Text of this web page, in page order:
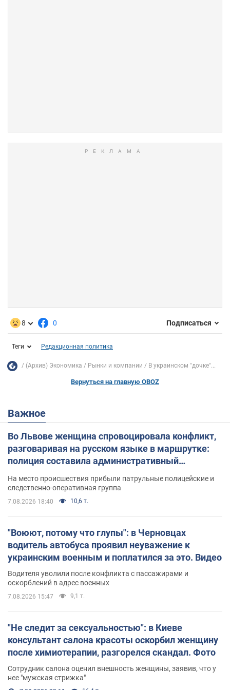
8 0 Подписаться
Теги Редакционная политика
(Архив) Экономика Рынки и компании В украинском "дочке"...
Вернуться на главную OBOZ
Важное
Во Львове женщина спровоцировала конфликт,
разговаривая на русском языке в маршрутке:
полиция составила административный
На место происшествия прибыли патрульные полицейские и
следственно-оперативная группа
7.08.2026 18:40 10,6 т.
"Воюют, потому что глупы": в Черновцах
водитель автобуса проявил неуважение к
украинским военным и поплатился за это. Видео
Водителя уволили после конфликта с пассажирами и
оскорблений в адрес военных
7.08.2026 15:47 9,1 т.
"Не следит за сексуальностью": в Киеве
консультант салона красоты оскорбил женщину
после химиотерапии, разгорелся скандал. Фото
Сотрудник салона оценил внешность женщины, заявив, что у
нее "мужская стрижка"